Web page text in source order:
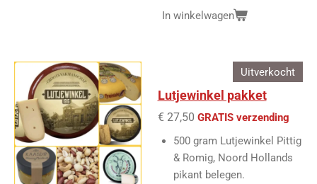
In winkelwagen
Uitverkocht
Lutjewinkel pakket
€ 27,50 GRATIS verzending
500 gram Lutjewinkel Pittig
& Romig, Noord Hollands
pikant belegen.